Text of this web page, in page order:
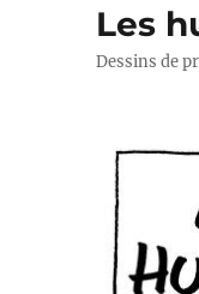
Les
Dessins de